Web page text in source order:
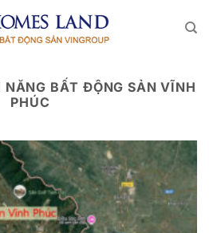
NĂNG BẤT ĐỘNG SẢN VĨNH
PHÚC